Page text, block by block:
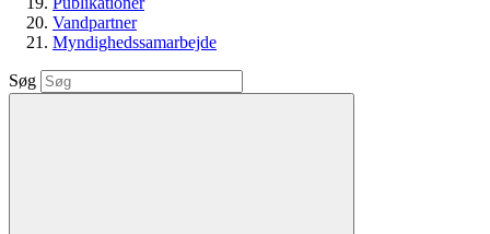
Vandpartner
Myndighedssamarbejde
Søg